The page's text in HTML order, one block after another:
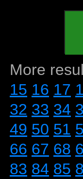
More
15 16 17
32 33 34
49 50 51
66 67 68
83 84 85